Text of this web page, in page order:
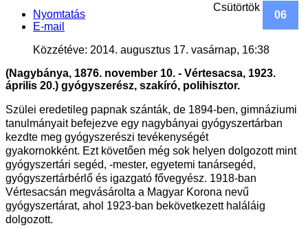
Csütörtök
06
Nyomtatás
E-mail
Közzétéve: 2014. augusztus 17. vasárnap, 16:38
(Nagybánya, 1876. november 10. - Vértesacsa, 1923.
április 20.) gyógyszerész, szakíró, polihisztor.
Szülei eredetileg papnak szánták, de 1894-ben, gimnáziumi
tanulmányait befejezve egy nagybányai gyógyszertárban
kezdte meg gyógyszerészi tevékenységét
gyakornokként. Ezt követően még sok helyen dolgozott mint
gyógyszertári segéd, -mester, egyetemi tanársegéd,
gyógyszertárbérlő és igazgató fővegyész. 1918-ban
Vértesacsán megvásárolta a Magyar Korona nevű
gyógyszertárat, ahol 1923-ban bekövetkezett haláláig
dolgozott.